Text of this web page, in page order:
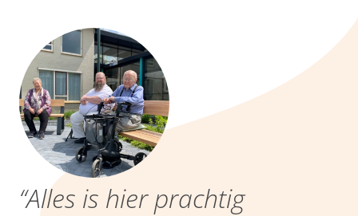
“Alles is hier prachtig